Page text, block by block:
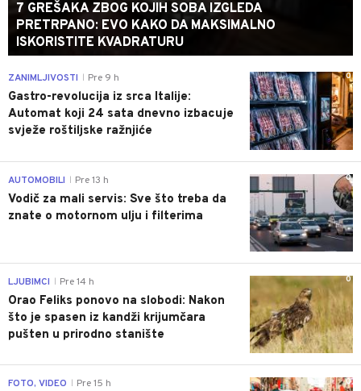
7 GREŠAKA ZBOG KOJIH SOBA IZGLEDA
PRETRPANO: EVO KAKO DA MAKSIMALNO
ISKORISTITE KVADRATURU
0
ZANIMLJIVOSTI Pre 9 h
Gastro-revolucija iz srca Italije:
Automat koji 24 sata dnevno izbacuje
svježe roštiljske ražnjiće
0
AUTOMOBILI Pre 13 h
Vodič za mali servis: Sve što treba da
znate o motornom ulju i filterima
0
LJUBIMCI Pre 14 h
Orao Feliks ponovo na slobodi: Nakon
što je spasen iz kandži krijumčara
pušten u prirodno stanište
0
FOTO, VIDEO Pre 15 h